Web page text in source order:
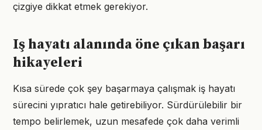
çizgiye dikkat etmek gerekiyor.
Iş hayatı alanında öne çıkan başarı
hikayeleri
Kısa sürede çok şey başarmaya çalışmak iş hayatı
sürecini yıpratıcı hale getirebiliyor. Sürdürülebilir bir
tempo belirlemek, uzun mesafede çok daha verimli